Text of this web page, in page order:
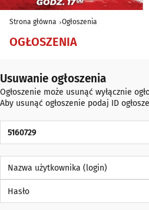
Strona główna Ogłoszenia
OGŁOSZENIA
Usuwanie ogłoszenia
Ogłoszenie może usunąć wyłącznie
Aby usunąć ogłoszenie podaj ID
Nazwa użytkownika (login)